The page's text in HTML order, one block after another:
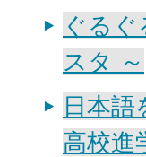
ぐる
スタ ～
日本
高校進